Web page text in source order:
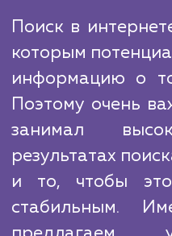
продвижении
постоянный
корректируя
полученных
оставаться в
привлекая
количество